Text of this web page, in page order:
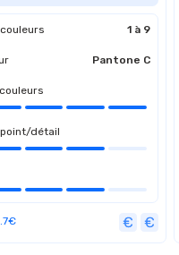
1 à 9
Pantone C
détail